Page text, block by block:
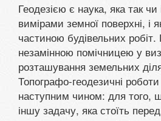
Геодезією є наука, яка так
вимірами земної поверхні, і
частиною будівельних робіт.
незамінною помічницею у
розташування земельних
Топографо-геодезичні
наступним чином: для того,
іншу задачу, яка стоїть